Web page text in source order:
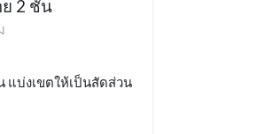
ย 2 ชั้น
แบ่งเขตให้เป็นสัดส่วน